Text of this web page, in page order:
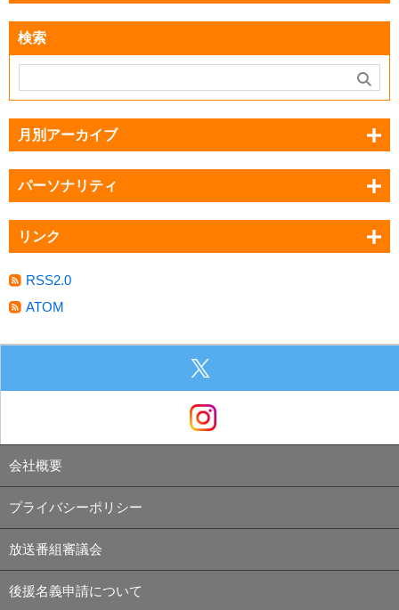
検索
月別アーカイブ
パーソナリティ
リンク
RSS2.0
ATOM
会社概要
プライバシーポリシー
放送番組審議会
後援名義申請について